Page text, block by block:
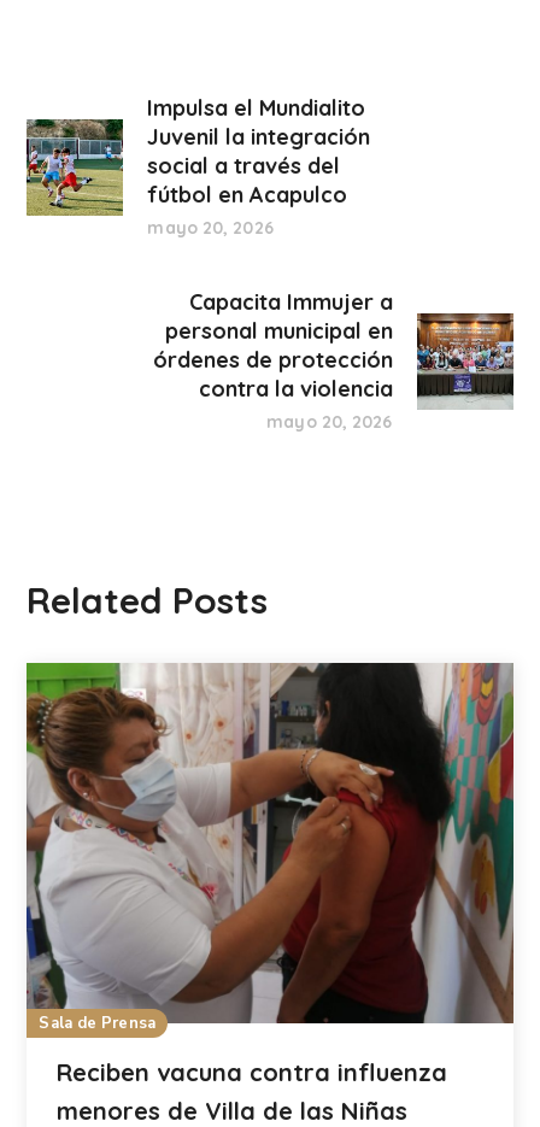
Impulsa el Mundialito
Juvenil la integración
social a través del
fútbol en Acapulco
mayo 20, 2026
Capacita Immujer a
personal municipal en
órdenes de protección
contra la violencia
mayo 20, 2026
Related Posts
Sala de Prensa
Reciben vacuna contra influenza
menores de Villa de las Niñas